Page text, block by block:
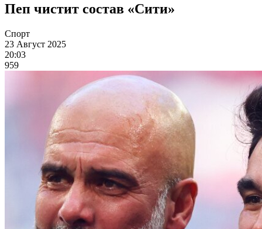
Пеп чистит состав «Сити»
Спорт
23 Август 2025
20:03
959